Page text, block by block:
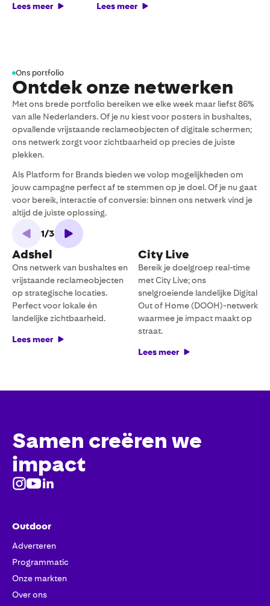
Lees meer Lees meer
Ons portfolio
Ontdek onze netwerken
Met ons brede portfolio bereiken we elke week maar liefst 86%
van alle Nederlanders. Of je nu kiest voor posters in bushaltes,
opvallende vrijstaande reclameobjecten of digitale schermen;
ons netwerk zorgt voor zichtbaarheid op precies de juiste
plekken.
Als Platform for Brands bieden we volop mogelijkheden om
jouw campagne perfect af te stemmen op je doel. Of je nu gaat
voor bereik, interactie of conversie: binnen ons netwerk vind je
altijd de juiste oplossing.
1/3
Adshel
Ons netwerk van bushaltes en
vrijstaande reclameobjecten
op strategische locaties.
Perfect voor lokale én
landelijke zichtbaarheid.
Lees meer
City Live
Bereik je doelgroep real-time
met City Live; ons
snelgroeiende landelijke Digital
Out of Home (DOOH)-netwerk
waarmee je impact maakt op
straat.
Lees meer
Samen creëren we
impact
Outdoor
Adverteren
Programmatic
Onze markten
Over ons